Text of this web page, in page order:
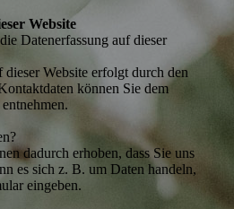
Website
Datenerfassung auf dieser
Website erfolgt durch den
können Sie dem
dadurch erhoben, dass Sie uns
es sich z. B. um Daten handeln,
eingeben.